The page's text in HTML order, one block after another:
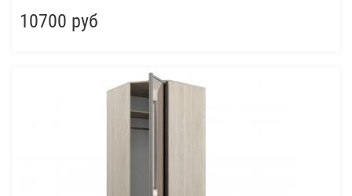
10700 руб